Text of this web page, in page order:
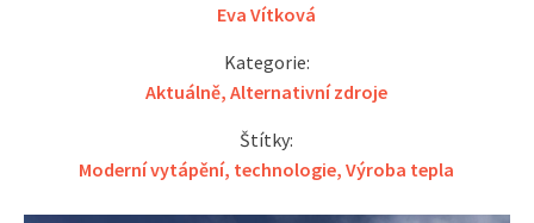
Eva Vítková
Kategorie:
Aktuálně,Alternativní zdroje
Štítky:
Moderní vytápění, technologie,Výroba tepla